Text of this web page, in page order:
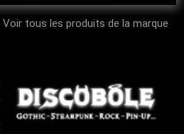
Voir tous les produits de la marque